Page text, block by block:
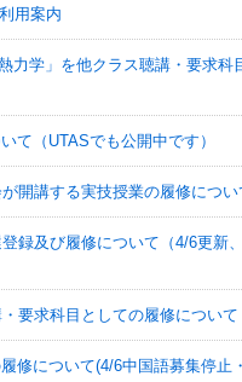
用案内
力学」を他クラス聴講・要求科
て（UTASでも公開中です）
開講する実技授業の履修につい
録及び履修について（4/6更新
要求科目としての履修について
修について(4/6中国語募集停止